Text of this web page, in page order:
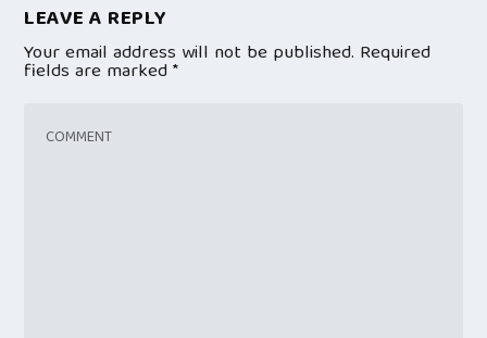
LEAVE A REPLY
Your email address will not be published. Required
fields are marked*